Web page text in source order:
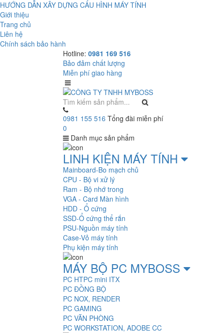
HƯỚNG DẪN XÂY DỰNG CẤU HÌNH MÁY TÍNH
Giới thiệu
Trang chủ
Liên hệ
Chính sách bảo hành
Hotline: 0981 169 516
Bảo đảm chất lượng
Miễn phí giao hàng
0981 155 516 Tổng đài miễn phí
0
Danh mục sản phẩm
LINH KIỆN MÁY TÍNH
Mainboard-Bo mạch chủ
CPU - Bộ vi xử lý
Ram - Bộ nhớ trong
VGA - Card Màn hình
HDD - Ổ cứng
SSD-Ổ cứng thể rắn
PSU-Nguồn máy tính
Case-Vỏ máy tính
Phụ kiện máy tính
MÁY BỘ PC MYBOSS
PC HTPC mini ITX
PC ĐỒNG BỘ
PC NOX, RENDER
PC GAMING
PC VĂN PHÒNG
PC WORKSTATION, ADOBE CC